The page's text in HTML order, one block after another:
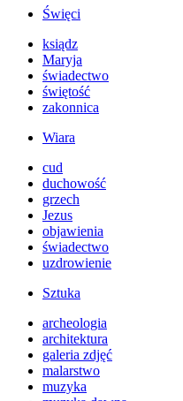
Święci
ksiądz
Maryja
świadectwo
świętość
zakonnica
Wiara
cud
duchowość
grzech
Jezus
objawienia
świadectwo
uzdrowienie
Sztuka
archeologia
architektura
galeria zdjęć
malarstwo
muzyka